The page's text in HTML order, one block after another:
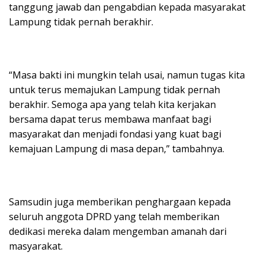
tanggung jawab dan pengabdian kepada masyarakat
Lampung tidak pernah berakhir.
“Masa bakti ini mungkin telah usai, namun tugas kita
untuk terus memajukan Lampung tidak pernah
berakhir. Semoga apa yang telah kita kerjakan
bersama dapat terus membawa manfaat bagi
masyarakat dan menjadi fondasi yang kuat bagi
kemajuan Lampung di masa depan,” tambahnya.
Samsudin juga memberikan penghargaan kepada
seluruh anggota DPRD yang telah memberikan
dedikasi mereka dalam mengemban amanah dari
masyarakat.